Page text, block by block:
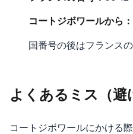
コートジボワールから：
国番号の後はフランス
よくあるミス（避
コートジボワールにかける